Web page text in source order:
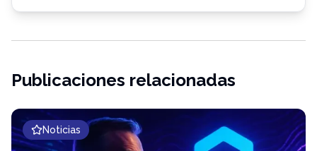
Publicaciones relacionadas
Noticias